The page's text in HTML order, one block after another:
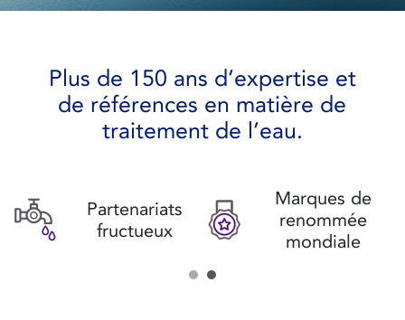
Plus de 150 ans d’expertise et
de références en matière de
traitement de l’eau.
Partenariats
fructueux
Marques de
renommée
mondiale